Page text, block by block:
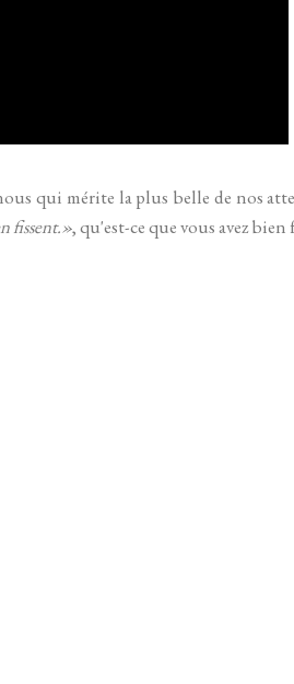
qui mérite la plus belle de nos
fissent.», qu'est-ce que vous avez bien